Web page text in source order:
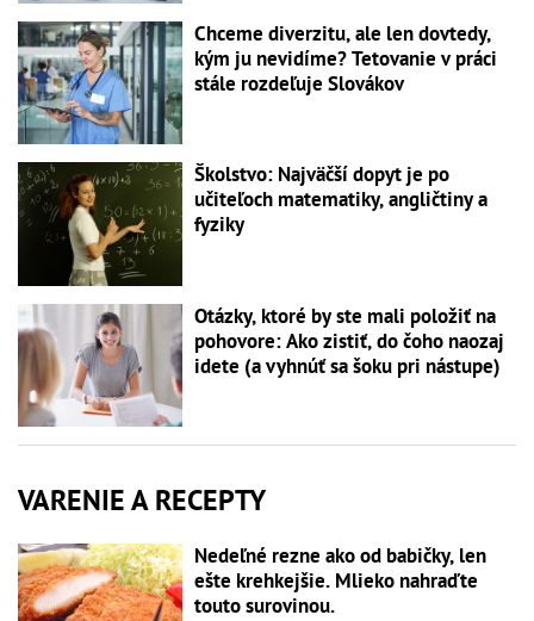
Chceme diverzitu, ale len dovtedy,
kým ju nevidíme? Tetovanie v práci
stále rozdeľuje Slovákov
Školstvo: Najväčší dopyt je po
učiteľoch matematiky, angličtiny a
fyziky
Otázky, ktoré by ste mali položiť na
pohovore: Ako zistiť, do čoho naozaj
idete (a vyhnúť sa šoku pri nástupe)
VARENIE A RECEPTY
Nedeľné rezne ako od babičky, len
ešte krehkejšie. Mlieko nahraďte
touto surovinou.